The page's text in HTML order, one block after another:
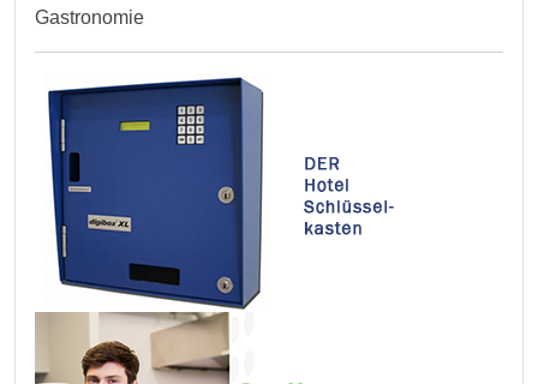
Gastronomie